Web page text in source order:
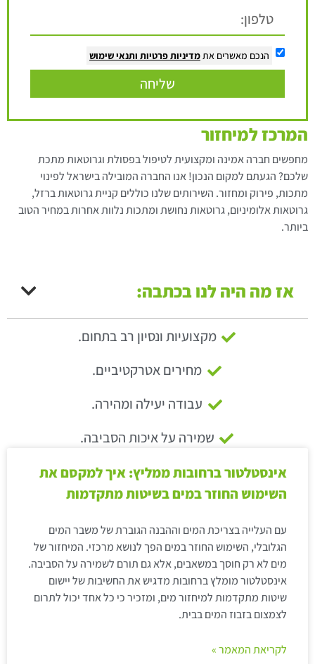
הנכם מאשרים אתמדיניות פרטיות ותנאי שימוש
שליחה
המרכז למיחזור
מחפשים חברה אמינה ומקצועית לטיפול בפסולת וגרוטאות מתכת
שלכם? הגעתם למקום הנכון! אנו החברה המובילה בישראל לפינוי
מתכות, פירוק ומחזור. השירותים שלנו כוללים קניית גרוטאות ברזל,
גרוטאות אלומיניום, גרוטאות נחושת ומתכות נלוות אחרות במחיר הטוב
ביותר.
אז מה היה לנו בכתבה:
מקצועיות ונסיון רב בתחום.
מחירים אטרקטיביים.
עבודה יעילה ומהירה.
שמירה על איכות הסביבה.
אינסטלטור ברחובות ממליץ: איך למקסם את
השימוש החוזר במים בשיטות מתקדמות
עם העלייה בצריכת המים וההבנה הגוברת של משבר המים
הגלובלי, השימוש החוזר במים הפך לנושא מרכזי. המיחזור של
מים לא רק חוסך במשאבים, אלא גם תורם לשמירה על הסביבה.
אינסטלטור מומלץ ברחובות מדגיש את החשיבות של יישום
שיטות מתקדמות למיחזור מים, ומזכיר כי כל אחד יכול לתרום
לצמצום בזבוז המים בבית.
לקריאת המאמר »